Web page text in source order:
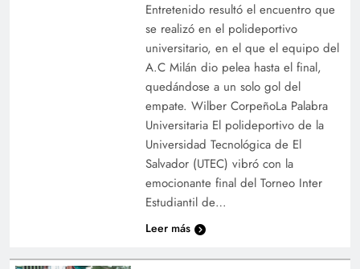
Entretenido resultó el encuentro que
se realizó en el polideportivo
universitario, en el que el equipo del
A.C Milán dio pelea hasta el final,
quedándose a un solo gol del
empate. Wilber CorpeñoLa Palabra
Universitaria El polideportivo de la
Universidad Tecnológica de El
Salvador (UTEC) vibró con la
emocionante final del Torneo Inter
Estudiantil de…
Leer más